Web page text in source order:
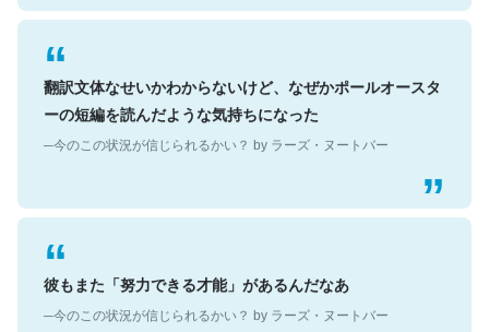
翻訳文体なせいかわからないけど、なぜかポールオースタ
ーの短編を読んだような気持ちになった
彼もまた「努力できる才能」があるんだなあ